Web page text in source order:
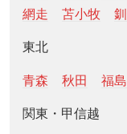
網走
苫小牧
東北
青森 秋田 福島
関東・甲信越